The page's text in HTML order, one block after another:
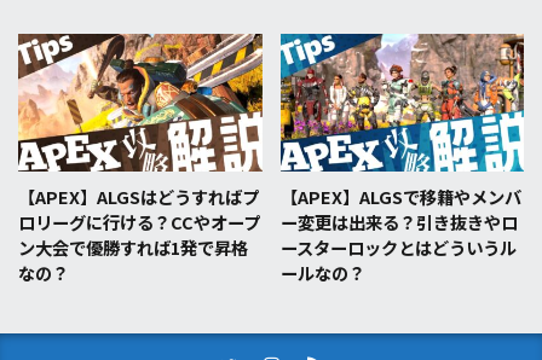
【APEX】ALGSはどうすればプ
ロリーグに行ける？CCやオープ
ン大会で優勝すれば1発で昇格
なの？
【APEX】ALGSで移籍やメンバ
ー変更は出来る？引き抜きやロ
ースターロックとはどういうル
ールなの？